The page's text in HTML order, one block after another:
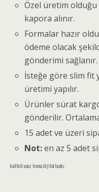
Özel üretim
kapora alınır.
Formalar hazır
ödeme olacak
gönderimi sağlanır.
İsteğe göre slim fit
üretimi yapılır.
Ürünler sürat
gönderilir.
15 adet ve üzeri
Not:en az 5 adet
kaliteli ucuz forma dijital baskı